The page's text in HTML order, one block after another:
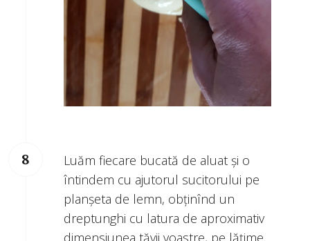
Luăm fiecare bucată de aluat și o
întindem cu ajutorul sucitorului pe
planșeta de lemn, obținînd un
dreptunghi cu latura de aproximativ